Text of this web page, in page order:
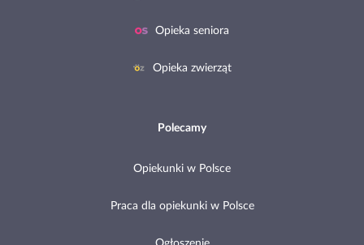
Opieka seniora
Opieka zwierząt
Polecamy
Opiekunki w Polsce
Praca dla opiekunki w Polsce